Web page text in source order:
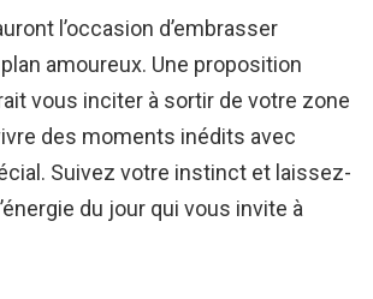
l’occasion d’embrasser
plan amoureux. Une proposition
vous inciter à sortir de votre zone
des moments inédits avec
Suivez votre instinct et laissez-
du jour qui vous invite à